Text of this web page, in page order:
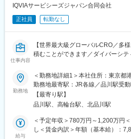
医薬品、医療機器、再生医療等幅
文書作成に際し、社内の医師や薬
な環境で仕事をすることができます
■世界100か国以上に展開・進化し
世界最大のCROと医療データカン
IQVIAは世界中のどんな会社にも真
ピード」を両立する仕組みを持った
間が数か月も短縮に成功した例も
ている患者様のために、これからも
IQVIAサービシーズジャパン合同会社
正社員 転勤なし
仕事内容
【世界最大級グローバルCRO／多
積むことができます／ダイバーシテ
から、幅広い治療分野の業務を受
成に携わり、非常に多くの経験をす
内の教育システムも充実しており
プローチが可能な体制になっていま
■仕事内容：
リード・メディカル・ライターとし
勤務地
＜勤務地詳細1＞本社住所：東京都
勤務地最寄駅：JR各線／品川駅受
務地詳細2＞全国住所：全国 ※希望
えください。 受動喫煙対策：屋内
【最寄り駅】
品川駅、高輪台駅、北品川駅
給与
＜予定年収＞780万円～1,200万円
し＜賃金内訳＞年額（基本給）：